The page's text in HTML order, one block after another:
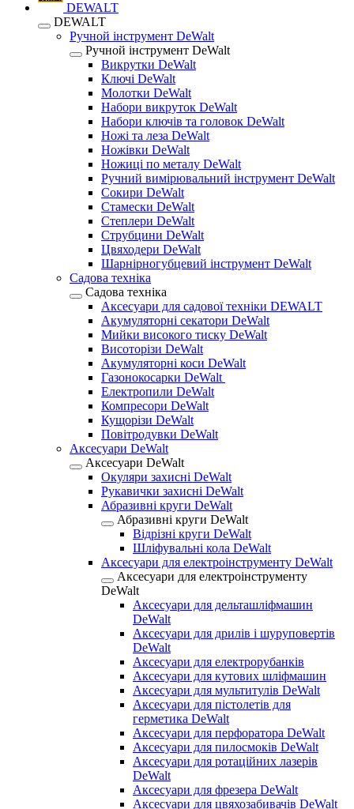
DEWALT
DEWALT
Ручной інструмент DeWalt
Ручной інструмент DeWalt
Викрутки DeWalt
Ключі DeWalt
Молотки DeWalt
Набори викруток DeWalt
Набори ключів та головок DeWalt
Ножі та леза DeWalt
Ножівки DeWalt
Ножиці по металу DeWalt
Ручний вимірювальний інструмент DeWalt
Сокири DeWalt
Стамески DeWalt
Степлери DeWalt
Струбцини DeWalt
Цвяходери DeWalt
Шарнірногубцевий інструмент DeWalt
Садова техніка
Садова техніка
Аксесуари для садової техніки DEWALT
Акумуляторні секатори DeWalt
Мийки високого тиску DeWalt
Висоторізи DeWalt
Акумуляторні коси DeWalt
Газонокосарки DeWalt
Електропили DeWalt
Компресори DeWalt
Кущорізи DeWalt
Повітродувки DeWalt
Аксесуари DeWalt
Аксесуари DeWalt
Окуляри захисні DeWalt
Рукавички захисні DeWalt
Абразивні круги DeWalt
Абразивні круги DeWalt
Відрізні круги DeWalt
Шліфувальні кола DeWalt
Аксесуари для електроінструменту DeWalt
Аксесуари для електроінструменту
DeWalt
Аксесуари для дельташліфмашин
DeWalt
Аксесуари для дрилів і шуруповертів
DeWalt
Аксесуари для електрорубанків
Аксесуари для кутових шліфмашин
Аксесуари для мультитулів DeWalt
Аксесуари для пістолетів для
герметика DeWalt
Аксесуари для перфоратора DeWalt
Аксесуари для пилосмоків DeWalt
Аксесуари для ротаційних лазерів
DeWalt
Аксесуари для фрезера DeWalt
Аксесуари для цвяхозабивачів DeWalt